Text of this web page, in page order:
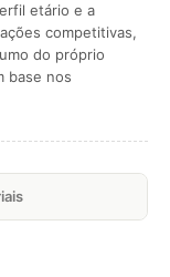
etário e a
competitivas,
do próprio
base nos